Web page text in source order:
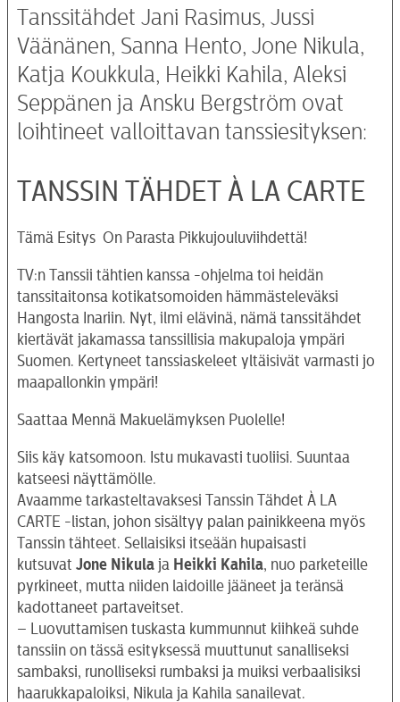
Tanssitähdet Jani Rasimus, Jussi
Väänänen, Sanna Hento, Jone Nikula,
Katja Koukkula, Heikki Kahila, Aleksi
Seppänen ja Ansku Bergström ovat
loihtineet valloittavan tanssiesityksen:
TANSSIN TÄHDET À LA CARTE
Tämä Esitys On Parasta Pikkujouluviihdettä!
TV:n Tanssii tähtien kanssa -ohjelma toi heidän
tanssitaitonsa kotikatsomoiden hämmästeleväksi
Hangosta Inariin. Nyt, ilmi elävinä, nämä tanssitähdet
kiertävät jakamassa tanssillisia makupaloja ympäri
Suomen. Kertyneet tanssiaskeleet yltäisivät varmasti jo
maapallonkin ympäri!
Saattaa Mennä Makuelämyksen Puolelle!
Siis käy katsomoon. Istu mukavasti tuoliisi. Suuntaa
katseesi näyttämölle.
Avaamme tarkasteltavaksesi Tanssin Tähdet À LA
CARTE -listan, johon sisältyy palan painikkeena myös
Tanssin tähteet. Sellaisiksi itseään hupaisasti
kutsuvat Jone Nikula ja Heikki Kahila , nuo parketeille
pyrkineet, mutta niiden laidoille jääneet ja teränsä
kadottaneet partaveitset.
– Luovuttamisen tuskasta kummunnut kiihkeä suhde
tanssiin on tässä esityksessä muuttunut sanalliseksi
sambaksi, runolliseksi rumbaksi ja muiksi verbaalisiksi
haarukkapaloiksi, Nikula ja Kahila sanailevat.